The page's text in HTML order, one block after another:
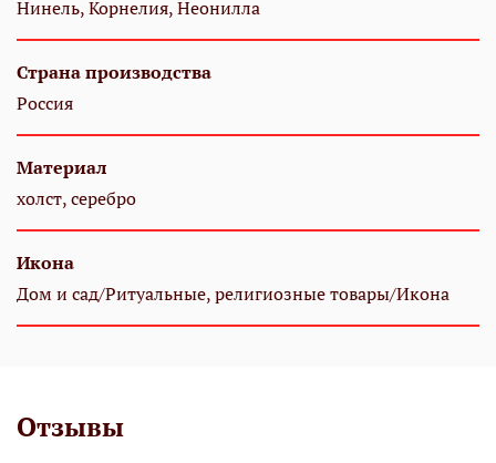
Нинель, Корнелия, Неонилла
Страна производства
Россия
Материал
холст, серебро
Икона
Дом и сад/Ритуальные, религиозные товары/Икона
Отзывы